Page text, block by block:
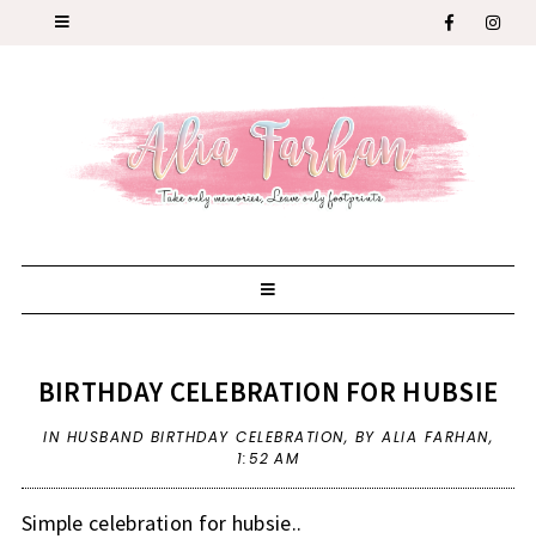
BIRTHDAY CELEBRATION FOR HUBSIE
IN HUSBAND BIRTHDAY CELEBRATION, BY ALIA FARHAN,
1:52 AM
Simple celebration for hubsie..